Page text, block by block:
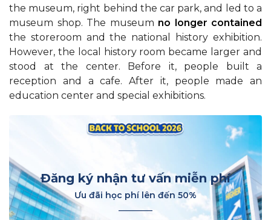
the museum, right behind the car park, and led to a
museum shop. The museum no longer contained
the storeroom and the national history exhibition.
However, the local history room became larger and
stood at the center. Before it, people built a
reception and a cafe. After it, people made an
education center and special exhibitions.
Đăng ký nhận tư vấn miễn phí
Ưu đãi học phí lên đến 50%